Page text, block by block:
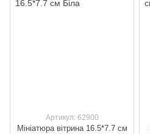
Артикул: 62900
Мініатюра вітрина 16.5*7.7 см